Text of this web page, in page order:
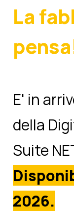
La
E' in
della
Suite
2026.